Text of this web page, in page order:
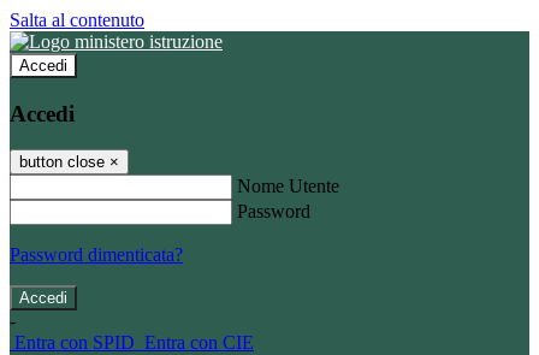
Salta al contenuto
Accedi
Accedi
button close ×
Nome Utente
Password
Password dimenticata?
-
Entra con SPID Entra con CIE